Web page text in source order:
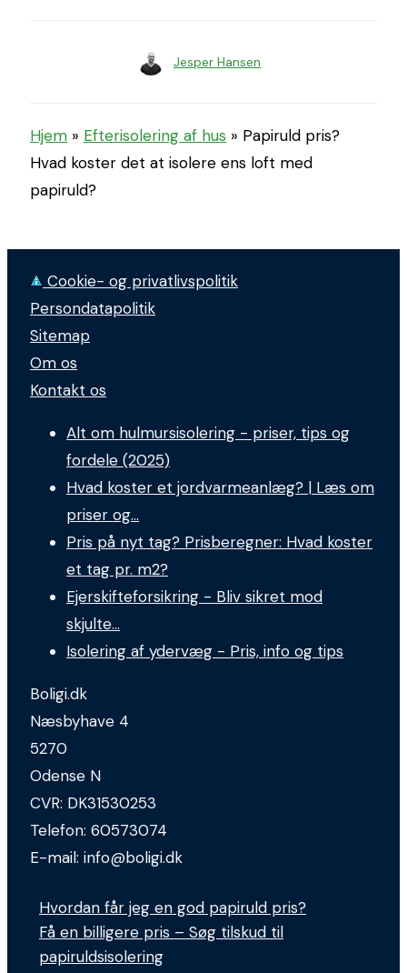
Jesper Hansen
Hjem » Efterisolering af hus » Papiruld pris?
Hvad koster det at isolere ens loft med
papiruld?
Cookie- og privatlivspolitik
Persondatapolitik
Sitemap
Om os
Kontakt os
Alt om hulmursisolering - priser, tips og
fordele (2025)
Hvad koster et jordvarmeanlæg? | Læs om
priser og…
Pris på nyt tag? Prisberegner: Hvad koster
et tag pr. m2?
Ejerskifteforsikring - Bliv sikret mod
skjulte…
Isolering af ydervæg - Pris, info og tips
Boligi.dk
Næsbyhave 4
5270
Odense N
CVR: DK31530253
Telefon: 60573074
E-mail: info@boligi.dk
Hvordan får jeg en god papiruld pris?
Få en billigere pris – Søg tilskud til
papiruldsisolering